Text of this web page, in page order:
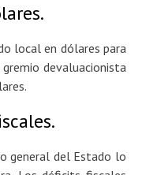
local en dólares para
devaluacionista
general del Estado lo